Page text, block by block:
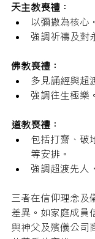
天主教喪禮：
以彌撒為核心。
強調祈禱及對
佛教喪禮：
多見誦經與超
強調往生極樂。
道教喪禮：
包括打齋、破
等安排。
強調超渡先人
三者在信仰理念及
差異。如家庭成員
與神父及殯儀公司